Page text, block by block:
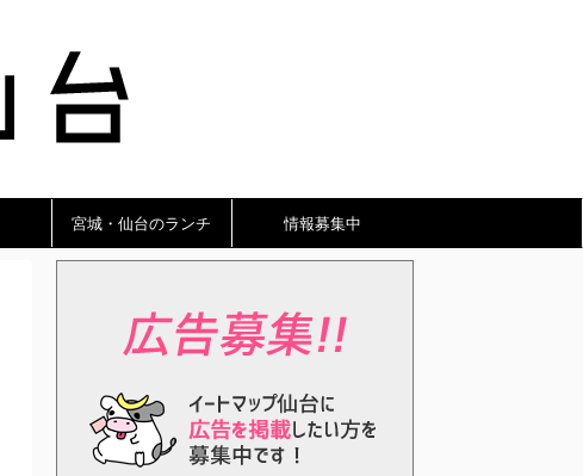
宮城・仙台のランチ 情報募集中